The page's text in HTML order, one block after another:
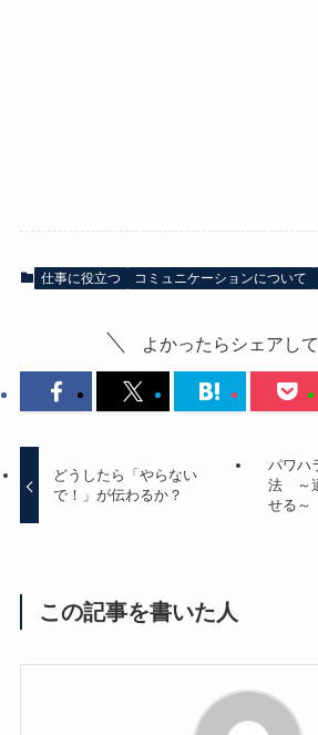
仕事に役立つ コミュニケーションについて
よかったらシェアして
どうしたら「やらない
で！」が伝わるか？
パワハ
法 ～
せる～
この記事を書いた人